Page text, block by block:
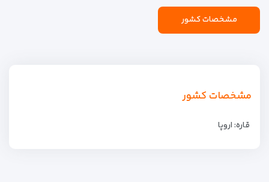
مشخصات کشور
مشخصات کشور
قاره: اروپا